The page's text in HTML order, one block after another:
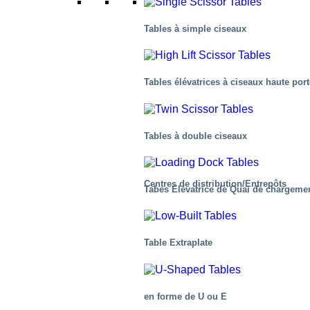
Centres de distribution/Entrepôts
Tables à simple ciseaux
Tables élévatrices à ciseaux haute
Tables à double ciseaux
Tabes Elévatrice de Quai de
Table Extraplate
en forme de U ou E